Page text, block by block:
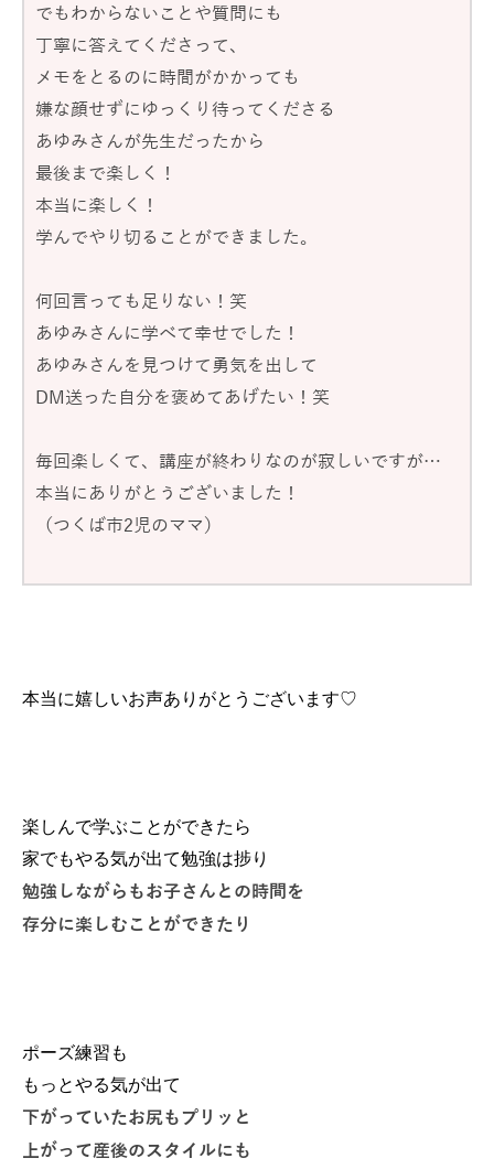
でもわからないことや質問にも
丁寧に答えてくださって、
メモをとるのに時間がかかっても
嫌な顔せずにゆっくり待ってくださる
あゆみさんが先生だったから
最後まで楽しく！
本当に楽しく！
学んでやり切ることができました。
何回言っても足りない！笑
あゆみさんに学べて幸せでした！
あゆみさんを見つけて勇気を出して
DM送った自分を褒めてあげたい！笑
毎回楽しくて、講座が終わりなのが寂しいですが…
本当にありがとうございました！
（つくば市2児のママ）
本当に嬉しいお声ありがとうございます♡
楽しんで学ぶことができたら
家でもやる気が出て勉強は捗り
勉強しながらもお子さんとの時間を
存分に楽しむことができたり
ポーズ練習も
もっとやる気が出て
下がっていたお尻もプリッと
上がって産後のスタイルにも